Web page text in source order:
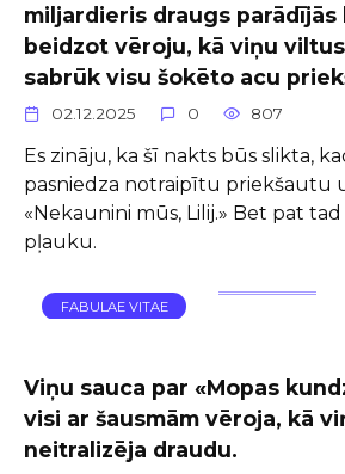
miljardieris draugs parādījās
beidzot vēroju, kā viņu
sabrūk visu šokēto acu
02.12.2025 0 807
Es zināju, ka šī nakts būs slikta,
pasniedza notraipītu priekšautu
«Nekaunini mūs, Lilij.» Bet pat
pļauku.
FABULAE VITAE
Viņu sauca par «Mopas
visi ar šausmām vēroja, kā
neitralizēja draudu.